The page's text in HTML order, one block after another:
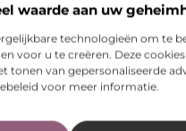
waarde aan uw
technologieën om te
voor u te creëren. Deze
tonen van gepersonaliseerde
voor meer informatie.